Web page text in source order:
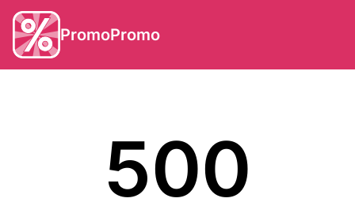
PromoPromo
500